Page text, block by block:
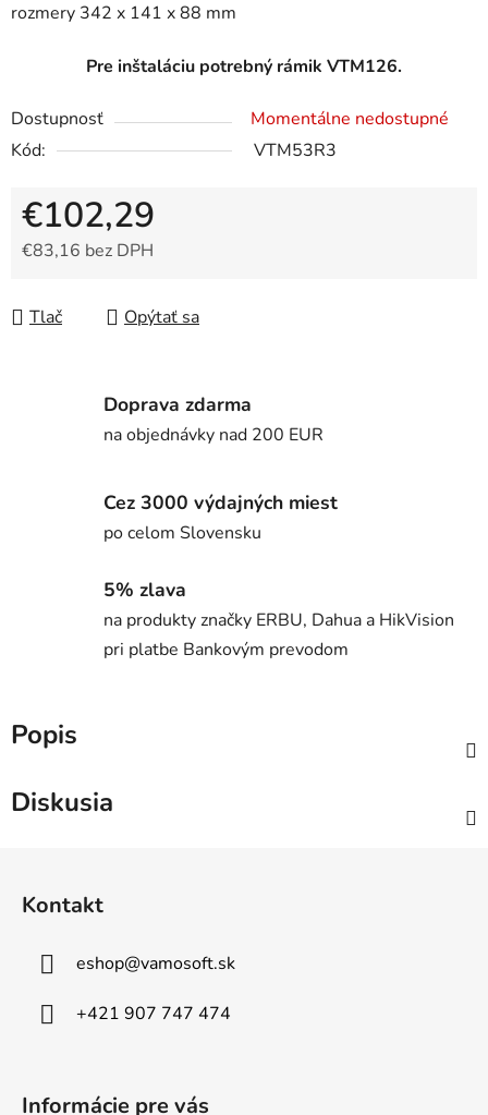
rozmery 342 x 141 x 88 mm
Pre inštaláciu potrebný rámik VTM126.
Dostupnosť
Momentálne nedostupné
Kód:
VTM53R3
€102,29
€83,16 bez DPH
Tlač
Opýtať sa
Doprava zdarma
na objednávky nad 200 EUR
Cez 3000 výdajných miest
po celom Slovensku
5% zlava
na produkty značky ERBU, Dahua a HikVision
pri platbe Bankovým prevodom
Popis
Diskusia
Kontakt
eshop@vamosoft.sk
+421 907 747 474
Informácie pre vás